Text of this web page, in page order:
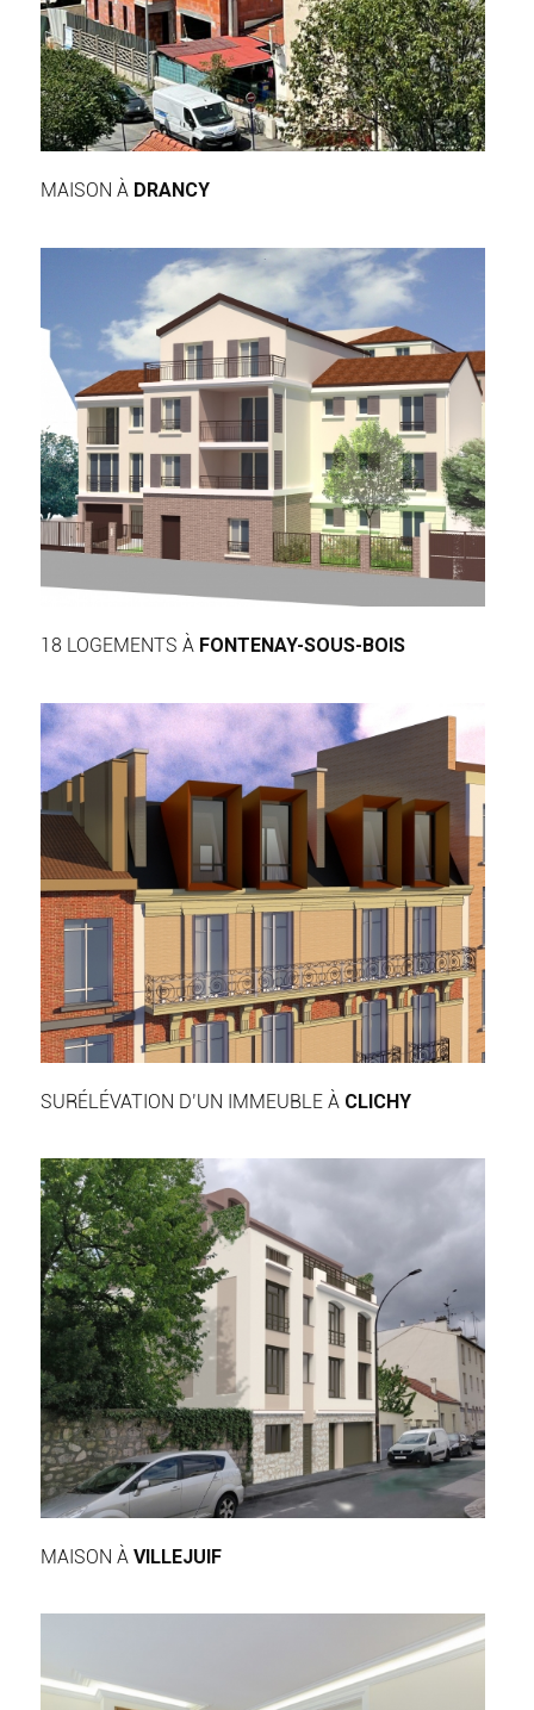
MAISON À DRANCY
18 LOGEMENTS À FONTENAY-SOUS-BOIS
SURÉLÉVATION D’UN IMMEUBLE À CLICHY
MAISON À VILLEJUIF